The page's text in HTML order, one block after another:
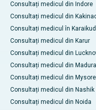
Consultați medicul din Indore
Consultați medicul din
Consultați medicul în
Consultați medicul din Karur
Consultați medicul din
Consultați medicul din
Consultați medicul din Mysore
Consultați medicul din Nashik
Consultați medicul din Noida